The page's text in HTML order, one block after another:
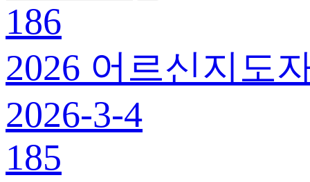
186
2026 어르신지도
2026-3-4
185